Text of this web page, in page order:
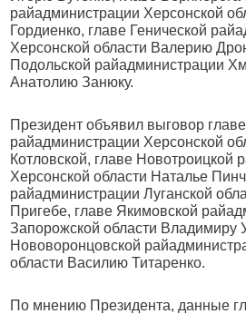
райадминистрации Херсонской
Гордиенко, главе Генической
Херсонской области Валерию
Подольской райадминистрации
Анатолию Занюку.
Президент объявил выговор
райадминистрации Херсонской
Котловской, главе Новотроицкой
Херсонской области Наталье
райадминистрации Луганской
Пригебе, главе Якимовской
Запорожской области Владимиру
Нововоронцовской
области Василию Титаренко.
По мнению Президента, данные